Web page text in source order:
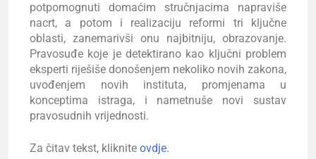
potpomognuti domaćim stručnjacima napraviše
nacrt, a potom i realizaciju reformi tri ključne
oblasti, zanemarivši onu najbitniju, obrazovanje.
Pravosuđe koje je detektirano kao ključni problem
eksperti riješiše donošenjem nekoliko novih zakona,
uvođenjem novih instituta, promjenama u
konceptima istraga, i nametnuše novi sustav
pravosudnih vrijednosti.
Za čitav tekst, kliknite ovdje.